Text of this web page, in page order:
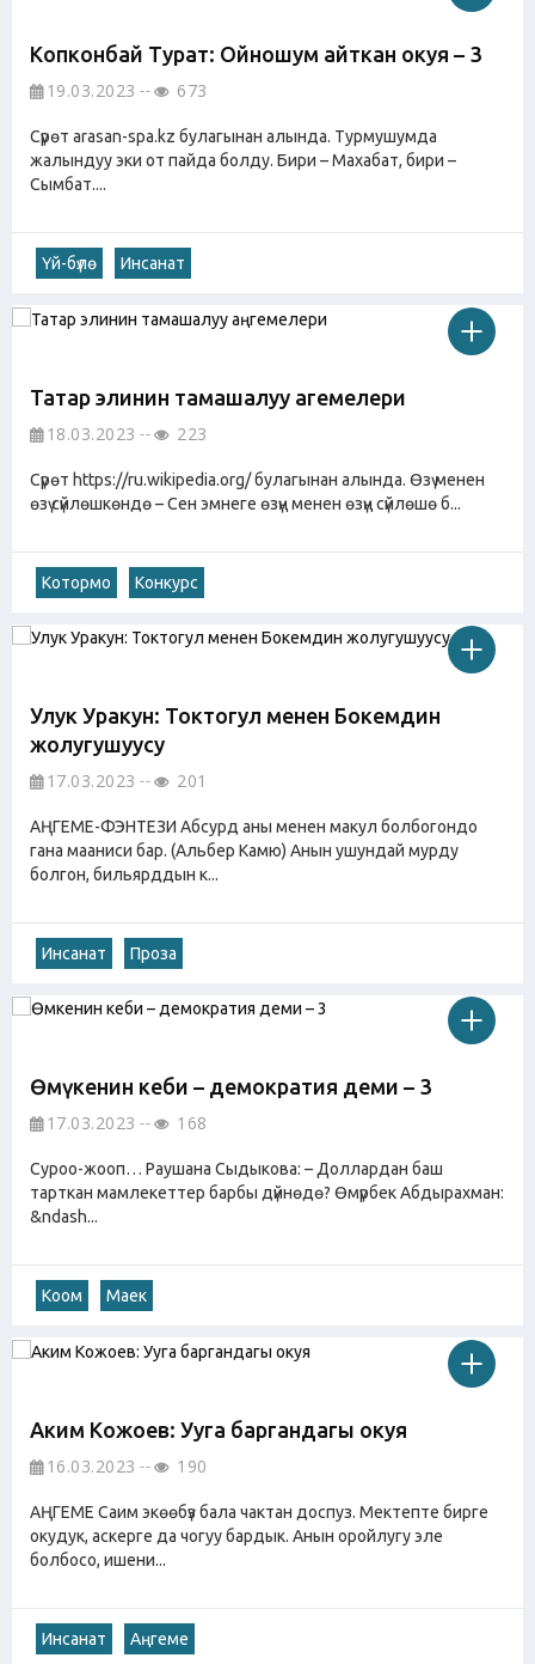
Копконбай Турат: Ойношум айткан окуя – 3
19.03.2023 673
Сүрөт arasan-spa.kz булагынан алында. Турмушумда
жалындуу эки от пайда болду. Бири – Махабат, бири –
Сымбат....
Үй-бүлө Инсанат
Татар элинин тамашалуу аңгемелери
18.03.2023 223
Сүрөт https://ru.wikipedia.org/ булагынан алында. Өзү менен
өзү сүйлөшкөндө – Сен эмнеге өзүң менен өзүң сүйлөшө б...
Котормо Конкурс
Улук Уракун: Токтогул менен Бокемдин
жолугушуусу
17.03.2023 201
АҢГЕМЕ-ФЭНТЕЗИ Абсурд аны менен макул болбогондо
гана мааниси бар. (Альбер Камю) Анын ушундай мурду
болгон, бильярддын к...
Инсанат Проза
Өмүкенин кеби – демократия деми – 3
17.03.2023 168
Суроо-жооп… Раушана Сыдыкова: – Доллардан баш
тарткан мамлекеттер барбы дүйнөдө? Өмүрбек Абдырахман:
&ndash...
Коом Маек
Аким Кожоев: Ууга баргандагы окуя
16.03.2023 190
АҢГЕМЕ Саим экөөбүз бала чактан доспуз. Мектепте бирге
окудук, аскерге да чогуу бардык. Анын оройлугу эле
болбосо, ишени...
Инсанат Аңгеме